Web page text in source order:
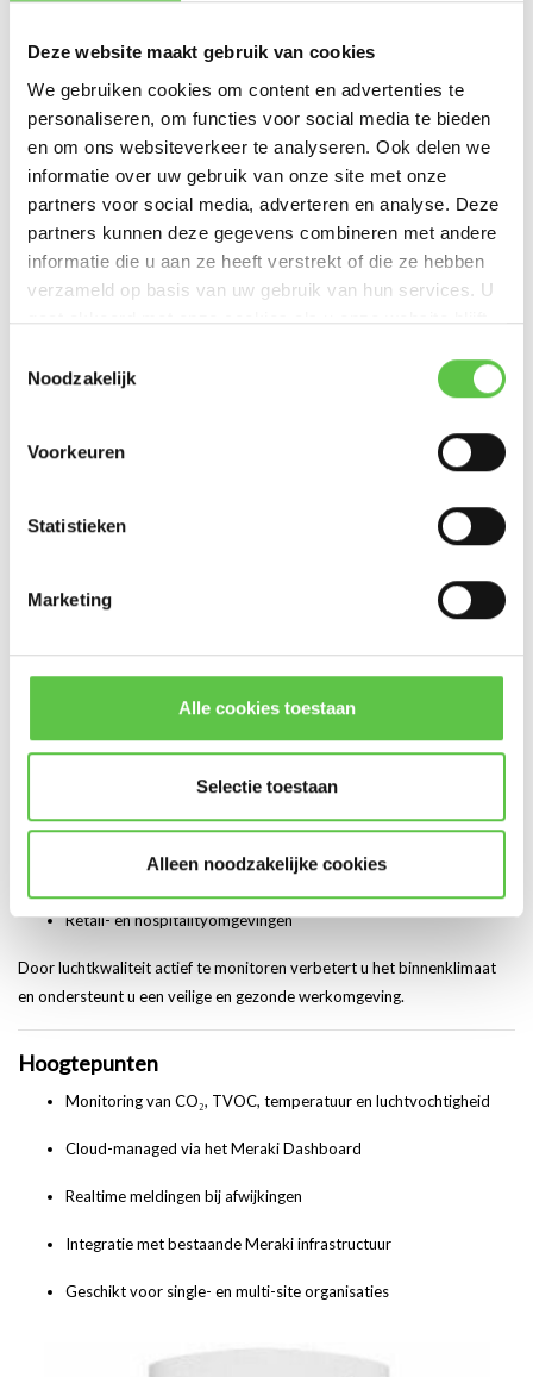
Deze website maakt gebruik van cookies
We gebruiken cookies om content en advertenties te
personaliseren, om functies voor social media te bieden
en om ons websiteverkeer te analyseren. Ook delen we
informatie over uw gebruik van onze site met onze
partners voor social media, adverteren en analyse. Deze
partners kunnen deze gegevens combineren met andere
informatie die u aan ze heeft verstrekt of die ze hebben
verzameld op basis van uw gebruik van hun services. U
gaat akkoord met onze cookies als u onze website blijft
Noodzakelijk
Voorkeuren
Statistieken
Marketing
Alle cookies toestaan
Selectie toestaan
Alleen noodzakelijke cookies
klaslokalen, zorginstellingen, vergaderruimtes en andere zakelijke
Eenvoudige sensoren. Krachtig Meraki-platform.
Cisco Meraki MT-sensoren vereisen geen aparte gateway of extra
beheersoftware. Ze maken gebruik van bestaandeMeraki MR access
pointsofMeraki MV smart camera’sals gateway binnen hetzelfde
netwerk.
Realtime luchtkwaliteitswaarden kunt monitoren
Meerdere locaties centraal kunt beheren
Elke Meraki MT-sensor vereist een actieve licentie om te functioneren.
Luchtkwaliteitsmonitoring is essentieel in:
Onderwijsinstellingen
Zorginstellingen
Serverruimtes met personeelsbezetting
Retail- en hospitalityomgevingen
Door luchtkwaliteit actief te monitoren verbetert u het binnenklimaat
en ondersteunt u een veilige en gezonde werkomgeving.
Hoogtepunten
Monitoring van CO₂, TVOC, temperatuur en luchtvochtigheid
Cloud-managed via het Meraki Dashboard
Realtime meldingen bij afwijkingen
Integratie met bestaande Meraki infrastructuur
Geschikt voor single- en multi-site organisaties